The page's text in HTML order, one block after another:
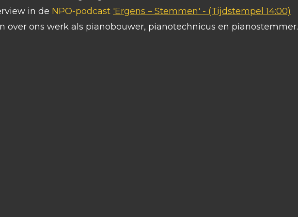
in de NPO-podcast 'Ergens – Stemmen' - (Tijdstempel 14:00)
over ons werk als pianobouwer, pianotechnicus en pianostemmer.